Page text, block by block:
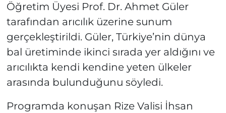
Öğretim Üyesi Prof. Dr. Ahmet Güler
tarafından arıcılık üzerine sunum
gerçekleştirildi. Güler, Türkiye’nin dünya
bal üretiminde ikinci sırada yer aldığını ve
arıcılıkta kendi kendine yeten ülkeler
arasında bulunduğunu söyledi.
Programda konuşan Rize Valisi İhsan